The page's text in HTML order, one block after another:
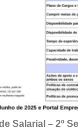
Salarial – 2º